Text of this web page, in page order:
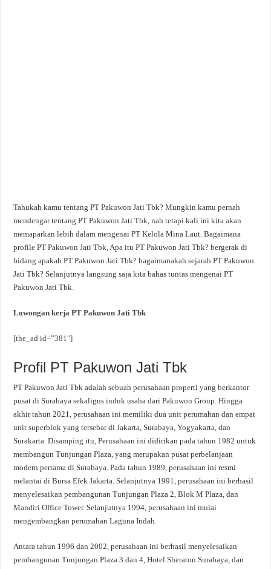
Tahukah kamu tentang PT Pakuwon Jati Tbk? Mungkin kamu pernah
mendengar tentang PT Pakuwon Jati Tbk, nah tetapi kali ini kita akan
memaparkan lebih dalam mengenai PT Kelola Mina Laut. Bagaimana
profile PT Pakuwon Jati Tbk, Apa itu PT Pakuwon Jati Tbk? bergerak di
bidang apakah PT Pakuwon Jati Tbk? bagaimanakah sejarah PT Pakuwon
Jati Tbk? Selanjutnya langsung saja kita bahas tuntas mengenai PT
Pakuwon Jati Tbk.
Lowongan kerja PT Pakuwon Jati Tbk
[the_ad id=”381″]
Profil PT Pakuwon Jati Tbk
PT Pakuwon Jati Tbk adalah sebuah perusahaan properti yang berkantor
pusat di Surabaya sekaligus induk usaha dari Pakuwon Group. Hingga
akhir tahun 2021, perusahaan ini memiliki dua unit perumahan dan empat
unit superblok yang tersebar di Jakarta, Surabaya, Yogyakarta, dan
Surakarta. Disamping itu, Perusahaan ini didirikan pada tahun 1982 untuk
membangun Tunjungan Plaza, yang merupakan pusat perbelanjaan
modern pertama di Surabaya. Pada tahun 1989, perusahaan ini resmi
melantai di Bursa Efek Jakarta. Selanjutnya 1991, perusahaan ini berhasil
menyelesaikan pembangunan Tunjungan Plaza 2, Blok M Plaza, dan
Mandiri Office Tower. Selanjutnya 1994, perusahaan ini mulai
mengembangkan perumahan Laguna Indah.
Antara tahun 1996 dan 2002, perusahaan ini berhasil menyelesaikan
pembangunan Tunjungan Plaza 3 dan 4, Hotel Sheraton Surabaya, dan